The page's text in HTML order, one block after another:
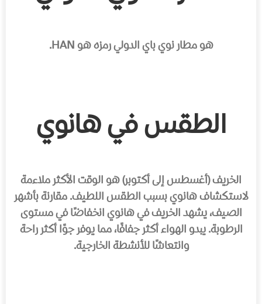
هو مطار نوي باي الدولي رمزه هو HAN.
الطقس في هانوي
الخريف (أغسطس إلى أكتوبر) هو الوقت الأكثر ملاءمة
لاستكشاف هانوي بسبب الطقس اللطيف. مقارنة بأشهر
الصيف، يشهد الخريف في هانوي انخفاضًا في مستوى
الرطوبة. يبدو الهواء أكثر جفافًا، مما يوفر جوًا أكثر راحة
وانتعاشًا للأنشطة الخارجية.